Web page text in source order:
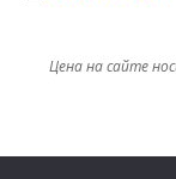
Цена на сайте